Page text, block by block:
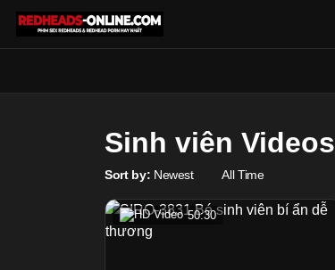
Sinh viên Videos
Sort by: Newest All Time
50:30